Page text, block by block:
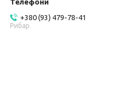
+380 (93) 479-78-41
Рибар